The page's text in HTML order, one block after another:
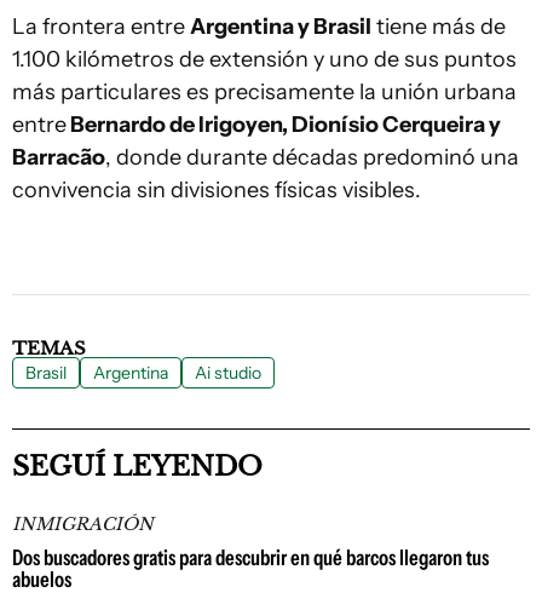
La frontera entreArgentina y Brasil tiene más de
1.100 kilómetros de extensión y uno de sus puntos
más particulares es precisamente la unión urbana
entreBernardo de Irigoyen, Dionísio Cerqueira y
Barracão, donde durante décadas predominó una
convivencia sin divisiones físicas visibles.
TEMAS
Brasil Argentina Ai studio
SEGUÍ LEYENDO
INMIGRACIÓN
Dos buscadores gratis para descubrir en qué barcos llegaron tus
abuelos